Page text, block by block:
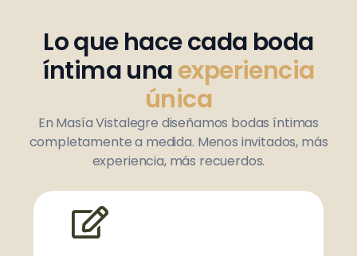
Lo que hace cada boda
íntima unaexperiencia
única
En Masía Vistalegre diseñamos bodas íntimas
completamente a medida. Menos invitados, más
experiencia, más recuerdos.